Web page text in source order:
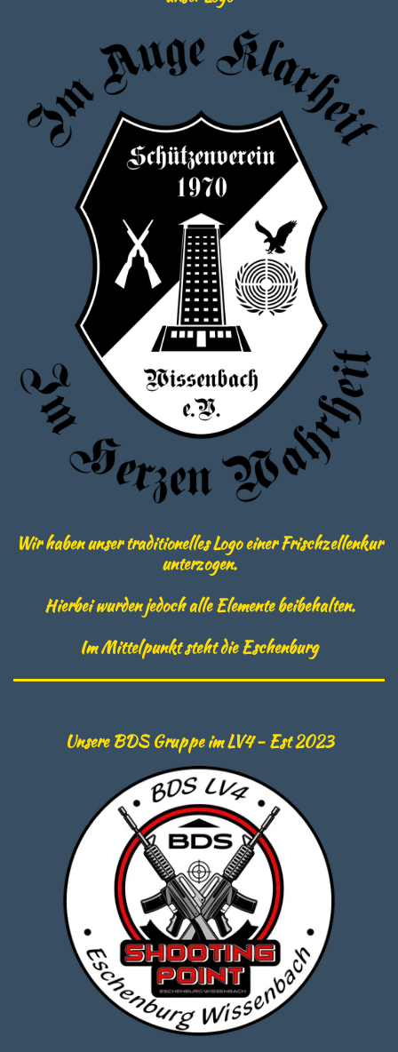
Wir haben unser traditionelles Logo einer Frischzellenkur
unterzogen.
Hierbei wurden jedoch alle Elemente beibehalten.
Im Mittelpunkt steht die Eschenburg
Unsere BDS Gruppe im LV4 - Est 2023